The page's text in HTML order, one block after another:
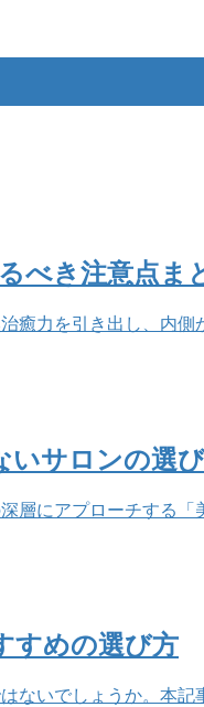
べき注意点ま
力を引き出し、内
いサロンの選
にアプローチする
すめの選び方
ないでしょうか。本